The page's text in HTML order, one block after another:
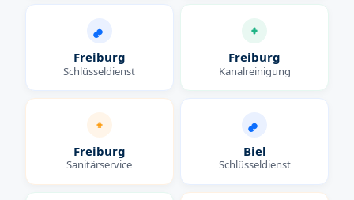
Freiburg
Schlüsseldienst
Freiburg
Kanalreinigung
Freiburg
Sanitärservice
Biel
Schlüsseldienst